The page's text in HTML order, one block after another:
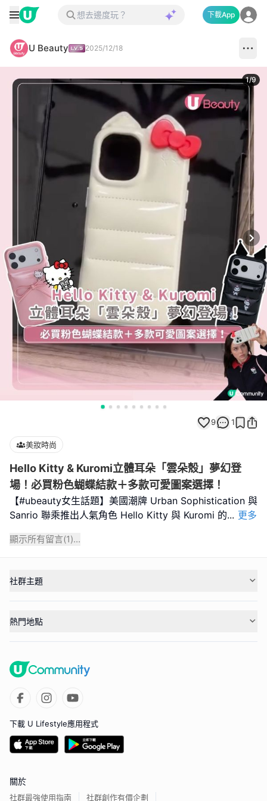
下載App
U Beauty 2025/12/18
1/9
9 1
美妝時尚
Hello Kitty & Kuromi立體耳朵「雲朵殼」夢幻登
場！必買粉色蝴蝶結款＋多款可愛圖案選擇！
【#ubeauty女生話題】美國潮牌 Urban Sophistication 與
Sanrio 聯乘推出人氣角色 Hello Kitty 與 Kuromi 的... 更多
顯示所有留言(1)...
社群主題
熱門地點
下載 U Lifestyle應用程式
關於
社群最強使用指南 社群創作有價企劃